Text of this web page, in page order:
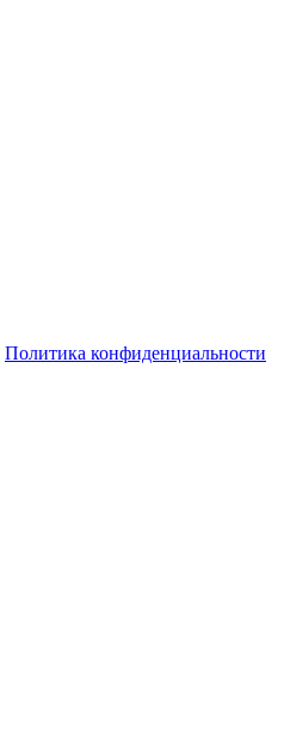
Политика конфиденциальности